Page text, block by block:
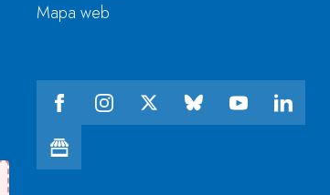
Mapa web